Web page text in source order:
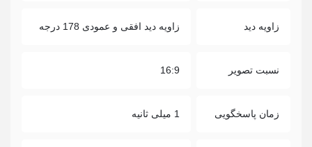
زاویه دید زاویه دید افقی و عمودی 178 درجه
نسبت تصویر 16:9
زمان پاسخگویی 1 میلی ثانیه